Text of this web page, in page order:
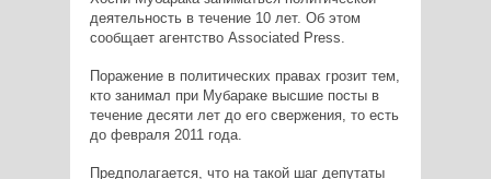
деятельность в течение 10 лет. Об этом
сообщает агентство Associated Press.
Поражение в политических правах грозит тем,
кто занимал при Мубараке высшие посты в
течение десяти лет до его свержения, то есть
до февраля 2011 года.
Предполагается, что на такой шаг депутаты